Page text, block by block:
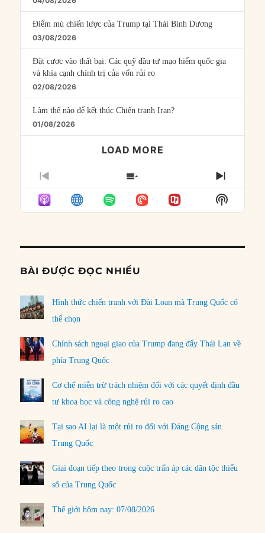
Điểm mù chiến lược của Trump tại Thái Bình Dương
03/08/2026
Đặt cược vào thất bại: Các quỹ đầu tư mạo hiểm quốc gia
và khía cạnh chính trị của vốn rủi ro
02/08/2026
Làm thế nào để kết thúc Chiến tranh Iran?
01/08/2026
LOAD MORE
PREVIOUS
EPISODE
SHOW
EPISODES
LIST
NEXT
Show
Podcast
BÀI ĐƯỢC ĐỌC NHIỀU
Hình thức chiến tranh với Đài Loan mà Trung Quốc có
thể chọn
Chính sách ngoại giao của Trump đang đẩy Thái Lan về
phía Trung Quốc
Cơ chế miễn trừ trách nhiệm đối với các quyết định đầu
tư khoa học và công nghệ rủi ro cao
Tại sao AI lại là một rủi ro đối với Đảng Cộng sản
Trung Quốc
Giai đoạn tiếp theo trong cuộc trấn áp các dân tộc thiểu
số của Trung Quốc
Thế giới hôm nay: 07/08/2026